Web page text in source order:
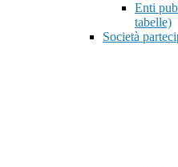
Enti
tabelle)
Società